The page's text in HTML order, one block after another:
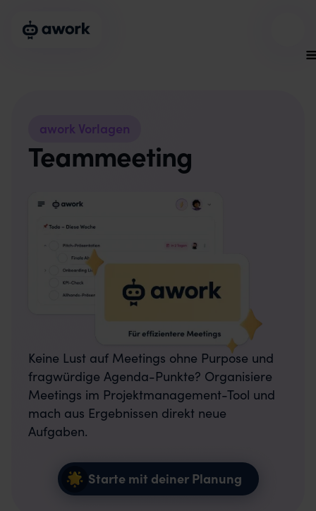
awork Vorlagen
Teammeeting
Keine Lust auf Meetings ohne Purpose und
fragwürdige Agenda-Punkte? Organisiere
Meetings im Projektmanagement-Tool und
mach aus Ergebnissen direkt neue
Aufgaben.
Starte mit deiner Planung